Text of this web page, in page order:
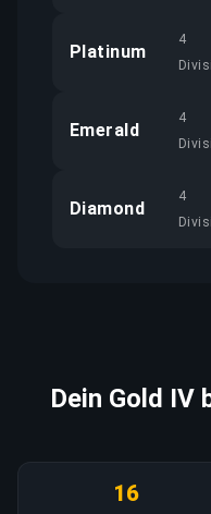
Platinum
4
Emerald
4
Diamond
4
Dein Gold
16